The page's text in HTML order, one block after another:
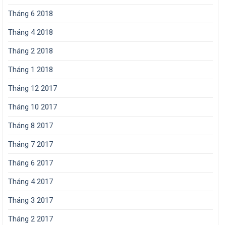
Tháng 6 2018
Tháng 4 2018
Tháng 2 2018
Tháng 1 2018
Tháng 12 2017
Tháng 10 2017
Tháng 8 2017
Tháng 7 2017
Tháng 6 2017
Tháng 4 2017
Tháng 3 2017
Tháng 2 2017